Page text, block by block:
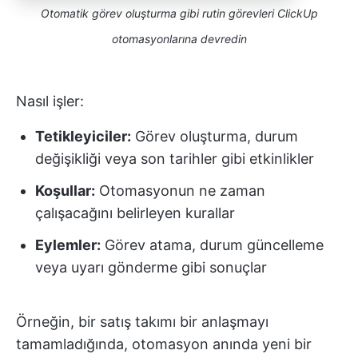
Otomatik görev oluşturma gibi rutin görevleri ClickUp
otomasyonlarına devredin
Nasıl işler:
Tetikleyiciler: Görev oluşturma, durum
değişikliği veya son tarihler gibi etkinlikler
Koşullar: Otomasyonun ne zaman
çalışacağını belirleyen kurallar
Eylemler: Görev atama, durum güncelleme
veya uyarı gönderme gibi sonuçlar
Örneğin, bir satış takımı bir anlaşmayı
tamamladığında, otomasyon anında yeni bir